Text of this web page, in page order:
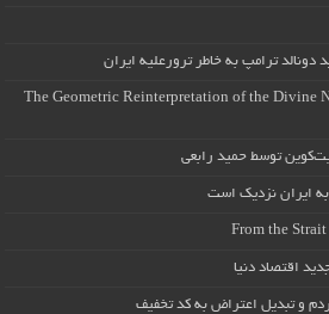
دونالد ترامپ به خاطر ترورعلیه ایران
The Geometric Reinterpretation of the Divine
توسط حمید رابعی
به ایران نزدیک است
From the
اقتصاد دنیا
و تبدیل اعتراض به کد تخفیف